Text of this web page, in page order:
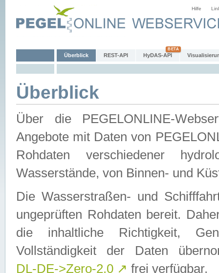
Hilfe
Überblick REST-API HyDAS-API
Überblick
Über die PEGELONLINE-
Angebote mit Daten von
Rohdaten verschiedener
Wasserstände, von Binnen- und
Die Wasserstraßen- und
ungeprüften Rohdaten bereit.
die inhaltliche Richtigkeit,
Vollständigkeit der Daten
DL-DE->Zero-2.0 ↗ frei verfügbar.